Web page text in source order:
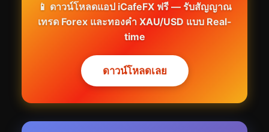
📱 ดาวน์โหลดแอป iCafeFXฟรี — รับสัญญาณ
เทรด Forex และทองคำ XAU/USD แบบ Real-
time
ดาวน์โหลดเลย